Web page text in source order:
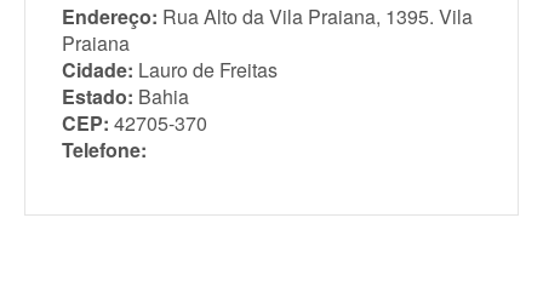
Endereço: Rua Alto da Vila Praiana, 1395. Vila
Praiana
Cidade: Lauro de Freitas
Estado: Bahia
CEP: 42705-370
Telefone: